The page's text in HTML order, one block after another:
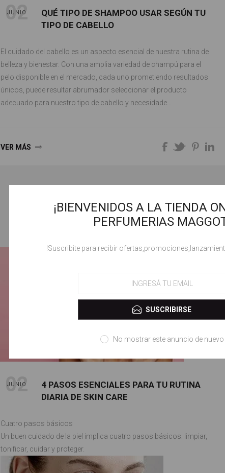
02
JUNIO
QUÉ TIPO DE SHAMPOO USAR SEGÚN TU
TIPO DE CABELLO
El cuidado del cabello es un aspecto esencial de nuestra rutina de
belleza y bienestar. Con una amplia variedad de champú para el
pelo disponible en el mercado, cada uno prometiendo resultados
únicos, puede resultar abrumador seleccionar el producto
adecuado para nuestro tipo de cabello y necesidade...
VER MÁS
02
JUNIO
4 PASOS ESENCIALES PARA TU RUTINA
DIARIA DE SKIN CARE
Cuatro pasos básicos
Un buen cuidado de la piel implica cuatro pasos básicos: limpiar,
tonificar, cuidar y proteger.
¡BIENVENIDOS A LA TIENDA
PERFUMERIAS
!Suscribite para recibir
SUSCRIBIRSE
No mostrar este anuncio de nuevo